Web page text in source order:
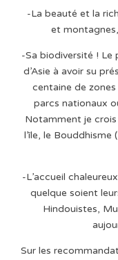
-La beauté et la
et
-Sa biodiversité ! Le
d’Asie à avoir su
centaine de
parcs nationaux
Notamment je
l’île, le
-L’accueil
quelque soient
Hindouistes,
Sur les